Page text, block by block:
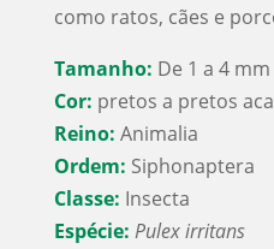
como ratos, cães e
Tamanho: De 1 a 4
Cor: pretos a pretos
Reino: Animalia
Ordem: Siphonaptera
Classe: Insecta
Espécie: Pulex irritans